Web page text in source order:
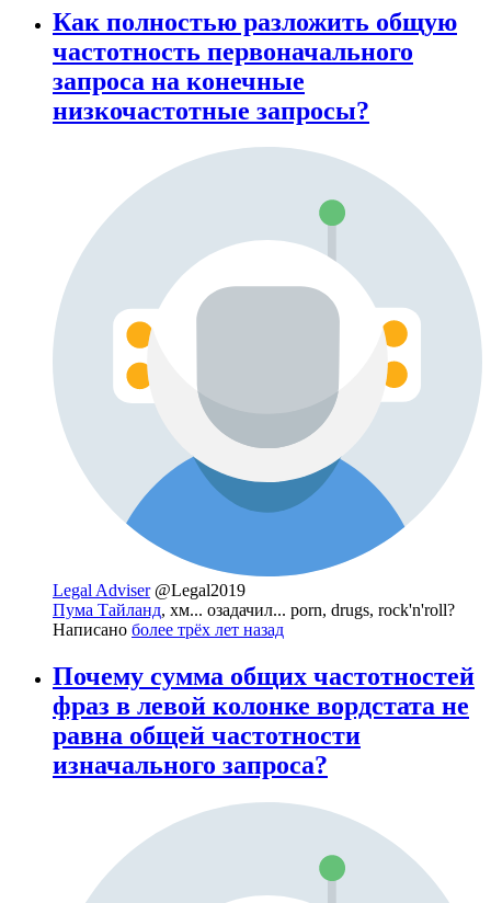
Как полностью разложить общую
частотность первоначального
запроса на конечные
низкочастотные запросы?
Legal Adviser @Legal2019
Пума Тайланд, хм... озадачил... porn, drugs, rock'n'roll?
Написано более трёх лет назад
Почему сумма общих частотностей
фраз в левой колонке вордстата не
равна общей частотности
изначального запроса?